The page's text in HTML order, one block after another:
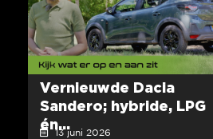
Vernieuwde Dacia
Sandero; hybride, LPG
én...
13 juni 2026